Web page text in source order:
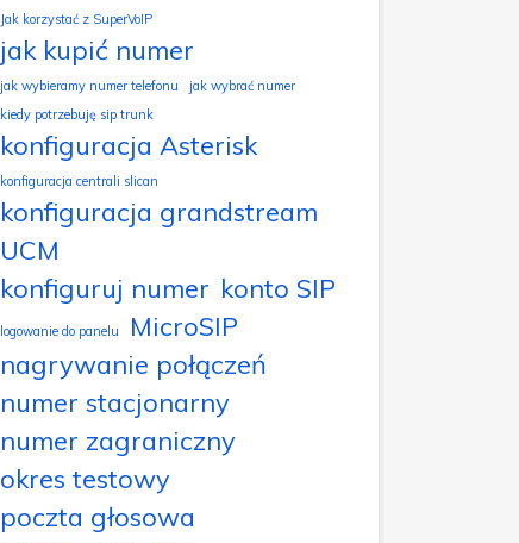
Jak korzystać z SuperVoIP
jak kupić numer
jak wybieramy numer telefonu
jak wybrać numer
kiedy potrzebuję sip trunk
konfiguracja Asterisk
konfiguracja centrali slican
konfiguracja grandstream
UCM
konfiguruj numer konto SIP
logowanie do panelu
MicroSIP
nagrywanie połączeń
numer stacjonarny
numer zagraniczny
okres testowy
poczta głosowa